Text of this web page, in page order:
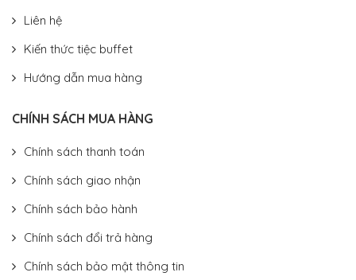
Liên hệ
Kiến thức tiệc buffet
Hướng dẫn mua hàng
CHÍNH SÁCH MUA HÀNG
Chính sách thanh toán
Chính sách giao nhận
Chính sách bảo hành
Chính sách đổi trả hàng
Chính sách bảo mật thông tin